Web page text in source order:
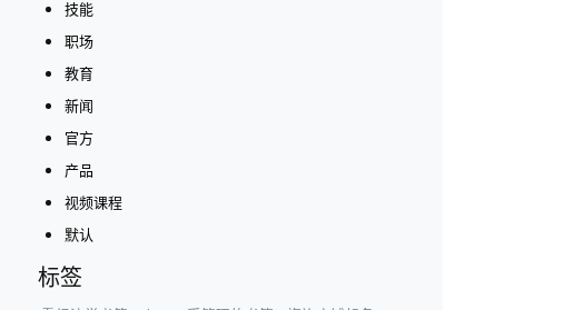
技能
职场
教育
新闻
官方
产品
视频课程
默认
标签